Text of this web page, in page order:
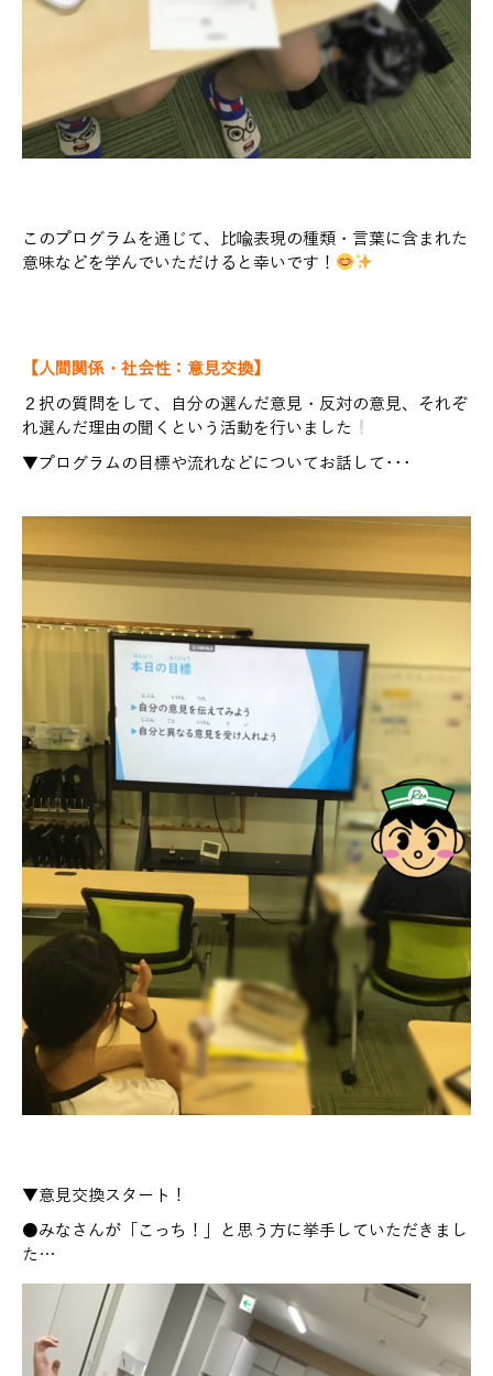
このプログラムを通じて、比喩表現の種類・言葉に含まれた
意味などを学んでいただけると幸いです！
【人間関係・社会性：意見交換】
２択の質問をして、自分の選んだ意見・反対の意見、それぞ
れ選んだ理由の聞くという活動を行いました
▼プログラムの目標や流れなどについてお話して･･･
▼意見交換スタート！
●みなさんが「こっち！」と思う方に挙手していただきまし
た…